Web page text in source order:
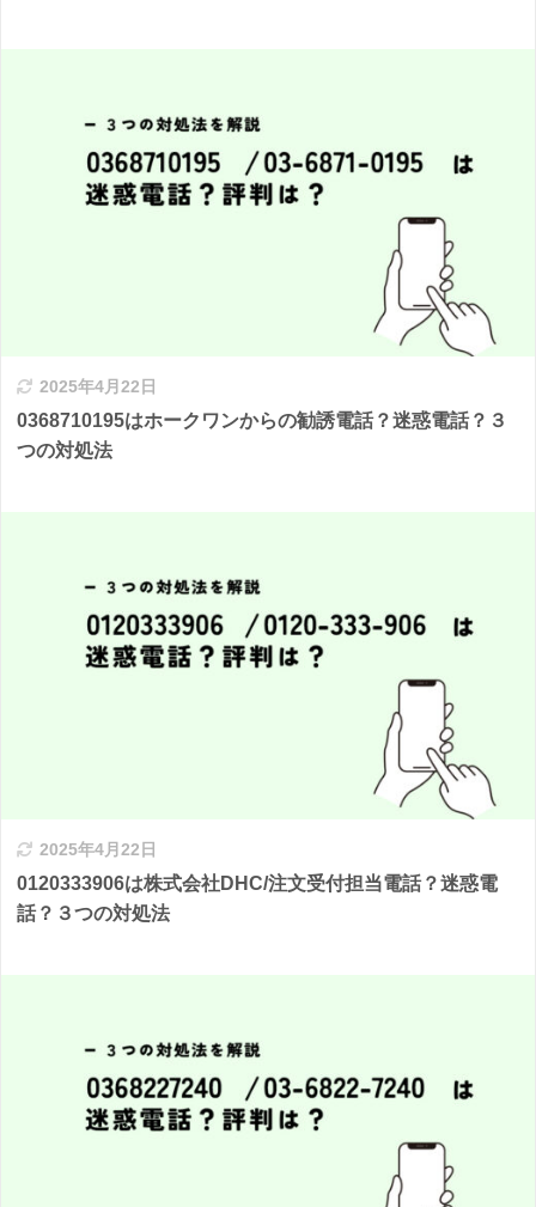
2025年4月22日
0368710195はホークワンからの勧誘電話？迷惑電話？３
つの対処法
2025年4月22日
0120333906は株式会社DHC/注文受付担当電話？迷惑電
話？３つの対処法